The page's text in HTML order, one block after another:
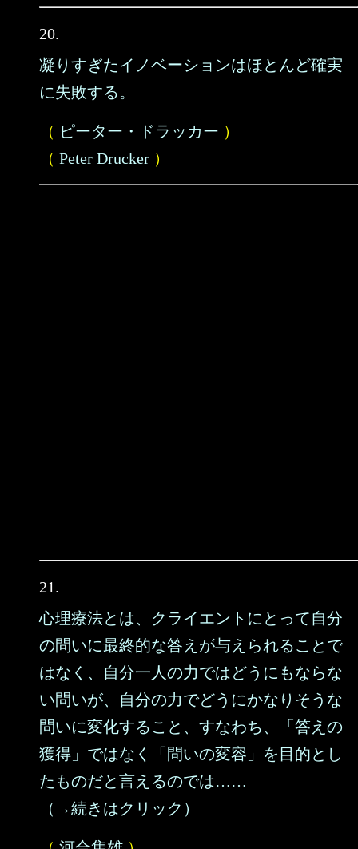
20.
凝りすぎたイノベーションはほとんど確実
に失敗する。
（ ピーター・ドラッカー ）
（ Peter Drucker ）
21.
心理療法とは、クライエントにとって自分
の問いに最終的な答えが与えられることで
はなく、自分一人の力ではどうにもならな
い問いが、自分の力でどうにかなりそうな
問いに変化すること、すなわち、「答えの
獲得」ではなく「問いの変容」を目的とし
たものだと言えるのでは……
（→続きはクリック）